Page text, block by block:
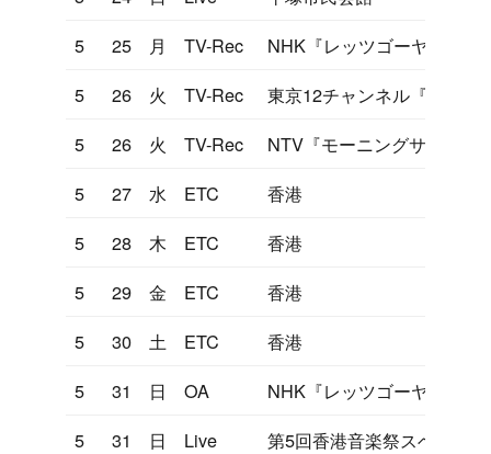
5
25 月 TV-Rec
NHK『レッツゴーヤング』
5
26 火 TV-Rec
東京12チャンネル『ヤンヤ
5
26 火 TV-Rec
NTV『モーニングサラダ』
5
27 水 ETC
香港
5
28 木 ETC
香港
5
29 金 ETC
香港
5
30 土 ETC
香港
5
31 日 OA
NHK『レッツゴーヤング』
5
31 日 Live
第5回香港音楽祭スベシャ